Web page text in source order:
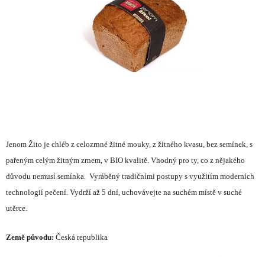
Jenom Žito je chléb z celozrnné žitné mouky, z žitného kvasu, bez semínek, s
pařeným celým žitným zrnem, v BIO kvalitě. Vhodný pro ty, co z nějakého
důvodu nemusí semínka. Vyráběný tradičními postupy s využitím moderních
technologií pečení. Vydrží až 5 dní, uchovávejte na suchém místě v suché
utěrce.
Země původu: Česká republika